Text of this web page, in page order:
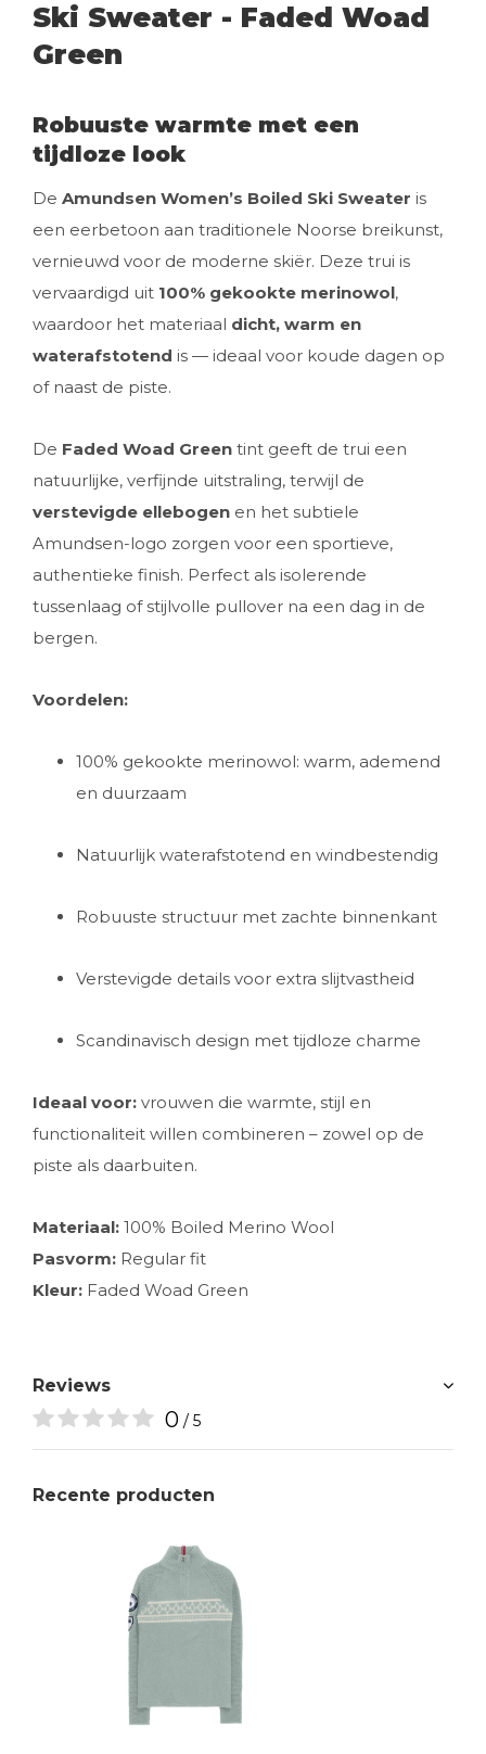
Ski Sweater - Faded Woad
Green
Robuuste warmte met een
tijdloze look
De Amundsen Women’s Boiled Ski Sweater is
een eerbetoon aan traditionele Noorse breikunst,
vernieuwd voor de moderne skiër. Deze trui is
vervaardigd uit 100% gekookte merinowol,
waardoor het materiaal dicht, warm en
waterafstotend is — ideaal voor koude dagen op
of naast de piste.
De Faded Woad Green tint geeft de trui een
natuurlijke, verfijnde uitstraling, terwijl de
verstevigde ellebogen en het subtiele
Amundsen-logo zorgen voor een sportieve,
authentieke finish. Perfect als isolerende
tussenlaag of stijlvolle pullover na een dag in de
bergen.
Voordelen:
100% gekookte merinowol: warm, ademend
en duurzaam
Natuurlijk waterafstotend en windbestendig
Robuuste structuur met zachte binnenkant
Verstevigde details voor extra slijtvastheid
Scandinavisch design met tijdloze charme
Ideaal voor: vrouwen die warmte, stijl en
functionaliteit willen combineren – zowel op de
piste als daarbuiten.
Materiaal: 100% Boiled Merino Wool
Pasvorm: Regular fit
Kleur: Faded Woad Green
Reviews
0 / 5
Recente producten